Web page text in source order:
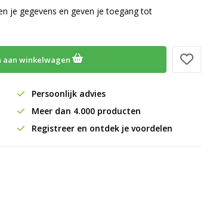
je gegevens en geven je toegang tot
aan winkelwagen
Persoonlijk advies
Meer dan 4.000 producten
Registreer en ontdek je voordelen